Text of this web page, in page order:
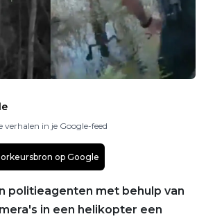
in je Google-feed
op Google
politieagenten met behulp van
in een helikopter een